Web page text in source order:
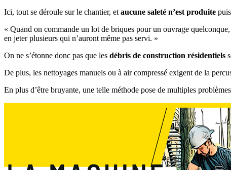
Ici, tout se déroule sur le chantier, et aucune saleté n’est produite
« Quand on commande un lot de briques pour un ouvrage
en jeter plusieurs qui n’auront même pas servi. »
On ne s’étonne donc pas que les débris de construction résidentiels
De plus, les nettoyages manuels ou à air compressé exigent de la
En plus d’être bruyante, une telle méthode pose de multiples